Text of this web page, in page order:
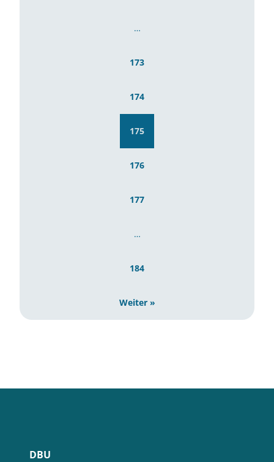
…
173
174
175
176
177
…
184
Weiter »
DBU